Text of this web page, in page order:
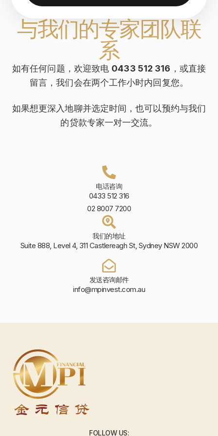
与我们的专家团队联
系
如有任何问题，欢迎致电 0433 512 316 ，或直接
留言，我们会在两个工作小时内回复您。
如果想更深入地聊并选定时间，也可以预约与我们
的贷款专家一对一交流。
电话咨询
0433 512 316
02 8007 7200
我们的地址
Suite 888, Level 4, 311 Castlereagh St, Sydney NSW 2000
发送咨询邮件
info@mpinvest.com.au
FOLLOW US: